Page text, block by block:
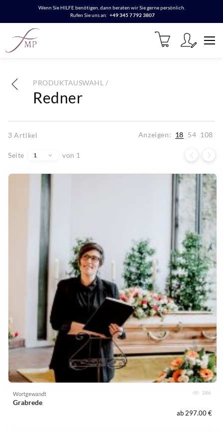
Wenn Sie HILFE benötigen, dann beraten wir Sie gerne persönlich.
Rufen Sie uns an: +49 345 7792 3807
PRODUKTAUSWAHL /
Redner
3 Artikel Anzeigen: 18 54 108
Seite 1 von 1
Wortgewandt
Grabrede
286
ab 297.00 €